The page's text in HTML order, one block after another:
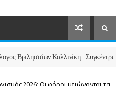
Καλλινίκη : Συγκέντρωση
2026: Οι φόροι μειώνονται τα